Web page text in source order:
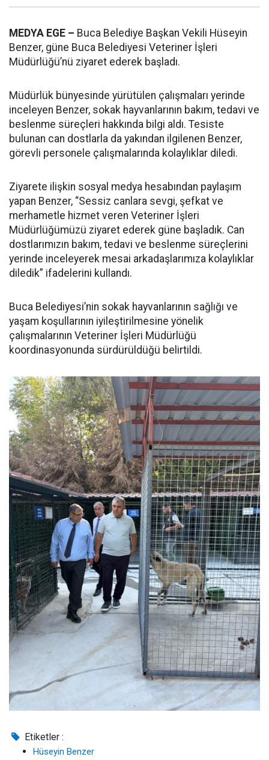
MEDYA EGE – Buca Belediye Başkan Vekili Hüseyin
Benzer, güne Buca Belediyesi Veteriner İşleri
Müdürlüğü’nü ziyaret ederek başladı.
Müdürlük bünyesinde yürütülen çalışmaları yerinde
inceleyen Benzer, sokak hayvanlarının bakım, tedavi ve
beslenme süreçleri hakkında bilgi aldı. Tesiste
bulunan can dostlarla da yakından ilgilenen Benzer,
görevli personele çalışmalarında kolaylıklar diledi.
Ziyarete ilişkin sosyal medya hesabından paylaşım
yapan Benzer, “Sessiz canlara sevgi, şefkat ve
merhametle hizmet veren Veteriner İşleri
Müdürlüğümüzü ziyaret ederek güne başladık. Can
dostlarımızın bakım, tedavi ve beslenme süreçlerini
yerinde inceleyerek mesai arkadaşlarımıza kolaylıklar
diledik” ifadelerini kullandı.
Buca Belediyesi’nin sokak hayvanlarının sağlığı ve
yaşam koşullarının iyileştirilmesine yönelik
çalışmalarının Veteriner İşleri Müdürlüğü
koordinasyonunda sürdürüldüğü belirtildi.
Etiketler :
Hüseyin Benzer